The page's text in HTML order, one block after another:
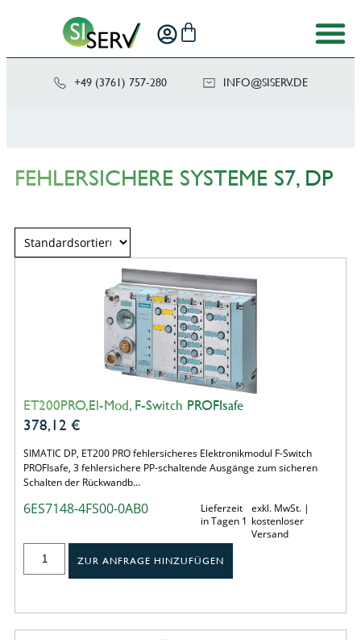
+49 (3761) 757-280 ED.VRE
SIS@OF
NI
FEHLERSICHERE SYSTEME S7, DP
ET200PRO,El-Mod, F-Switch PROFIsafe
378,12 €
SIMATIC DP, ET200 PRO fehlersicheres Elektronikmodul F-Switch
PROFIsafe, 3 fehlersichere PP-schaltende Ausgänge zum sicheren
Schalten der Rückwandb…
6ES7148-4FS00-0AB0
Lieferzeit
in Tagen 1
exkl. MwSt. |
kostenloser
Versand
ZUR ANFRAGE HINZUFÜGEN